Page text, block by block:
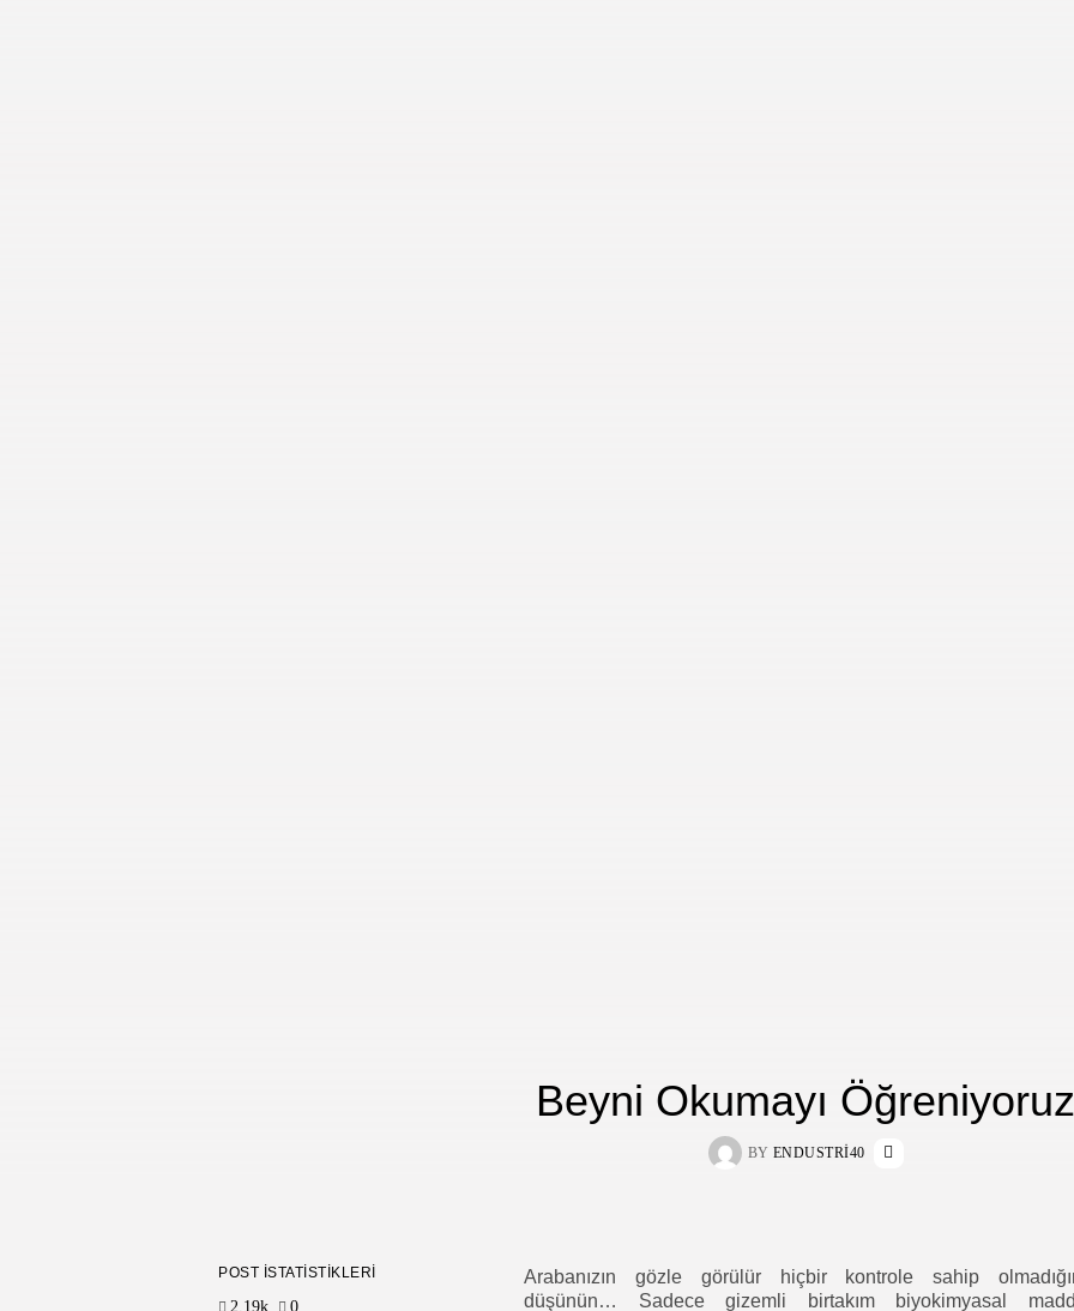
Beyni Okumayı Öğreniyoruz
BY ENDUSTRI40
Arabanızın gözle görülür hiçbir kontrole sahip
düşünün… Sadece gizemli birtakım biyokimyasal
POST İSTATISTIKLERI
2.19k 0